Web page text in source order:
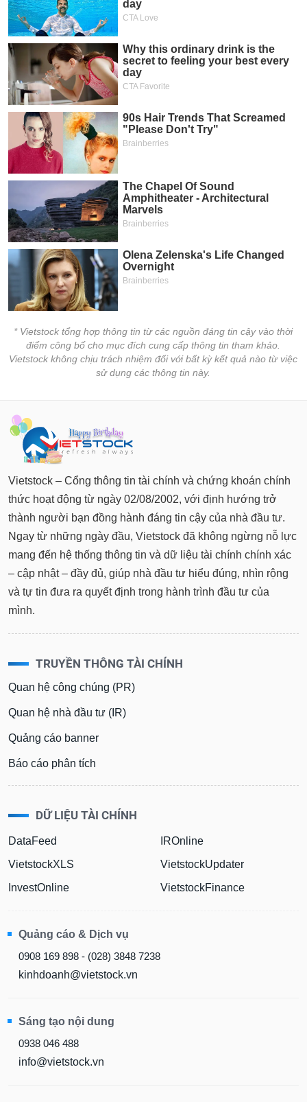
điểm công bố cho mục đích cung cấp thông tin tham khảo.
Vietstock không chịu trách nhiệm đối với bất kỳ kết quả nào từ việc
sử dụng các thông tin này.
Vietstock – Cổng thông tin tài chính và chứng khoán chính
thức hoạt động từ ngày 02/08/2002, với định hướng trở
thành người bạn đồng hành đáng tin cậy của nhà đầu tư.
Ngay từ những ngày đầu, Vietstock đã không ngừng nỗ lực
mang đến hệ thống thông tin và dữ liệu tài chính chính xác
– cập nhật – đầy đủ, giúp nhà đầu tư hiểu đúng, nhìn rộng
và tự tin đưa ra quyết định trong hành trình đầu tư của
mình.
VietstockFinance
0908 169 898 - (028) 3848 7238
kinhdoanh@vietstock.vn
0938 046 488
info@vietstock.vn